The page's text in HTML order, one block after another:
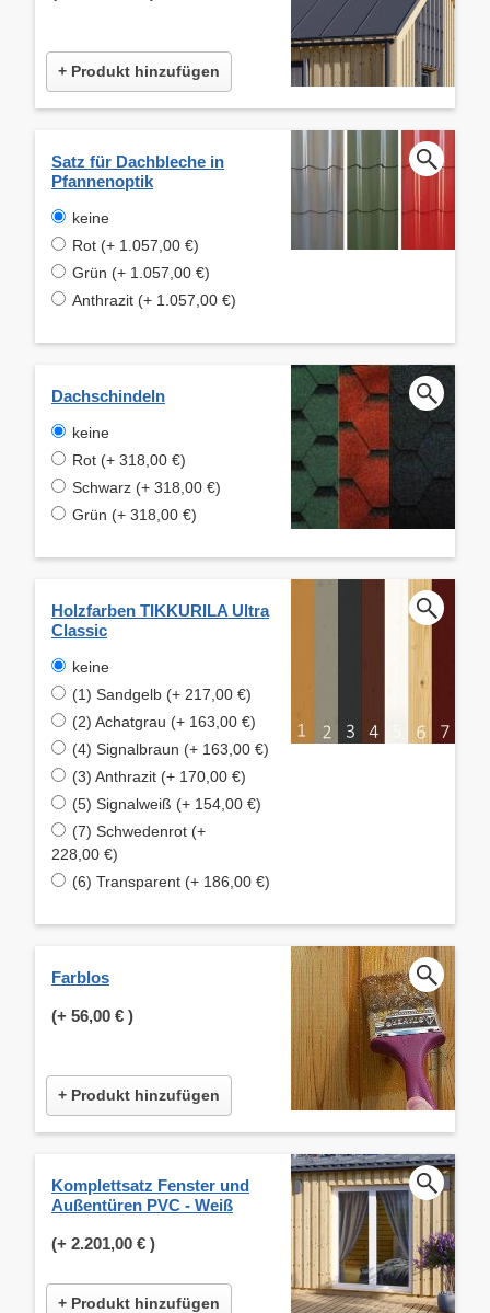
+ Produkt hinzufügen
Satz für Dachbleche in
Pfannenoptik
keine
Rot (+ 1.057,00 €)
Grün (+ 1.057,00 €)
Anthrazit (+ 1.057,00 €)
Dachschindeln
keine
Rot (+ 318,00 €)
Schwarz (+ 318,00 €)
Grün (+ 318,00 €)
Holzfarben TIKKURILA Ultra
Classic
keine
(1) Sandgelb (+ 217,00 €)
(2) Achatgrau (+ 163,00 €)
(4) Signalbraun (+ 163,00 €)
(3) Anthrazit (+ 170,00 €)
(5) Signalweiß (+ 154,00 €)
(7) Schwedenrot (+
228,00 €)
(6) Transparent (+ 186,00 €)
Farblos
(+ 56,00 € )
+ Produkt hinzufügen
Komplettsatz Fenster und
Außentüren PVC - Weiß
(+ 2.201,00 € )
+ Produkt hinzufügen